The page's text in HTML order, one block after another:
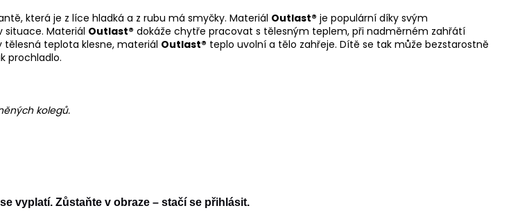
která je z líce hladká a z rubu má smyčky. Materiál Outlast® je populární díky svým
Materiál Outlast® dokáže chytře pracovat s tělesným teplem, při nadměrném zahřátí
teplota klesne, materiál Outlast® teplo uvolní a tělo zahřeje. Dítě se tak může bezstarostně
prochladlo.
kolegů.
vyplatí. Zůstaňte v obraze – stačí se přihlásit.